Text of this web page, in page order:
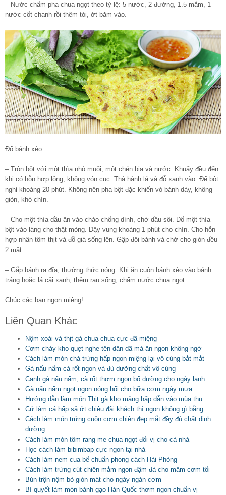
– Nước chấm pha chua ngọt theo tỷ lệ: 5 nước, 2 đường, 1.5 mắm, 1
nước cốt chanh rồi thêm tỏi, ớt băm vào.
Đổ bánh xèo:
– Trộn bột với một thìa nhỏ muối, một chén bia và nước. Khuấy đều đến
khi có hỗn hợp lỏng, không vón cục. Thả hành lá và đỗ xanh vào. Để bột
nghỉ khoảng 20 phút. Không nên pha bột đặc khiến vỏ bánh dày, không
giòn, khó chín.
– Cho một thìa dầu ăn vào chảo chống dính, chờ dầu sôi. Đổ một thìa
bột vào láng cho thật mỏng. Đậy vung khoảng 1 phút cho chín. Cho hỗn
hợp nhân tôm thịt và đỗ giá sống lên. Gập đôi bánh và chờ cho giòn đều
2 mặt.
– Gắp bánh ra đĩa, thưởng thức nóng. Khi ăn cuộn bánh xèo vào bánh
tráng hoặc lá cải xanh, thêm rau sống, chấm nước chua ngọt.
Chúc các bạn ngon miệng!
Liên Quan Khác
Nộm xoài và thịt gà chua chua cực đã miệng
Cơm cháy kho quẹt nghe tên dân dã mà ăn ngon không ngờ
Cách làm món chả trứng hấp ngon miệng lại vô cùng bắt mắt
Gà nấu nấm cà rốt ngon và đủ dưỡng chất vô cùng
Canh gà nấu nấm, cà rốt thơm ngon bổ dưỡng cho ngày lạnh
Gà nấu nấm ngọt ngon nóng hổi cho bữa cơm ngày mưa
Hướng dẫn làm món Thịt gà kho măng hấp dẫn vào mùa thu
Cứ làm cá hấp sả ớt chiêu đãi khách thì ngon không gì bằng
Cách làm món trứng cuộn cơm chiên đẹp mắt đầy đủ chất dinh
dưỡng
Cách làm món tôm rang me chua ngọt đổi vị cho cả nhà
Học cách làm bibimbap cực ngon tại nhà
Cách làm nem cua bể chuẩn phong cách Hải Phòng
Cách làm trứng cút chiên mắm ngon đậm đà cho mâm cơm tối
Bún trộn nộm bò giòn mát cho ngày ngán cơm
Bí quyết làm món bánh gạo Hàn Quốc thơm ngon chuẩn vị